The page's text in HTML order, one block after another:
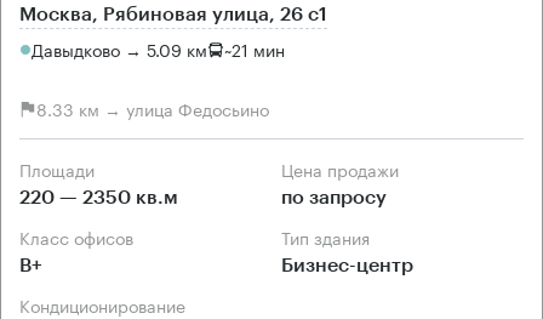
Москва, Рябиновая улица, 26 с1
Давыдково → 5.09 км ~21 мин
8.33 км → улица Федосьино
Площади
220 — 2350 кв.м
Цена продажи
по запросу
Класс офисов
B+
Тип здания
Бизнес-центр
Кондиционирование